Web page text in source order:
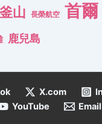
釜山 長榮航空 首爾
鹿兒島
X.com
YouTube
Email